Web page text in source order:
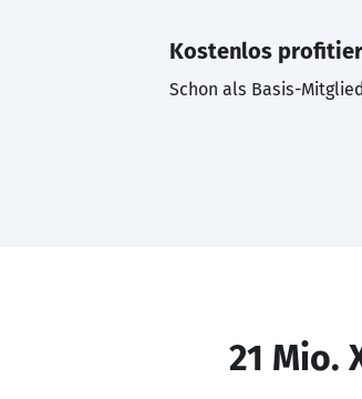
Kostenlos
Schon als Basis-
21 Mio.